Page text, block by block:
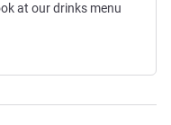
at our drinks menu